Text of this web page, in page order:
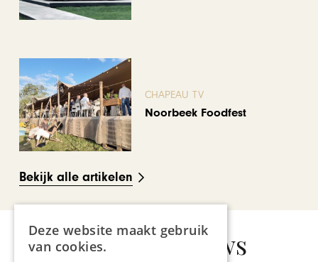
CHAPEAU TV
Noorbeek Foodfest
Bekijk alle artikelen
Gerelateerd nieuws
Deze website maakt gebruik
van cookies.